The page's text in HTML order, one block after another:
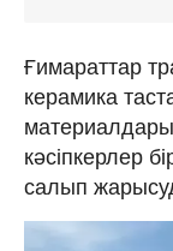
Ғимараттар
керамика
кәсіпкерлер
салып